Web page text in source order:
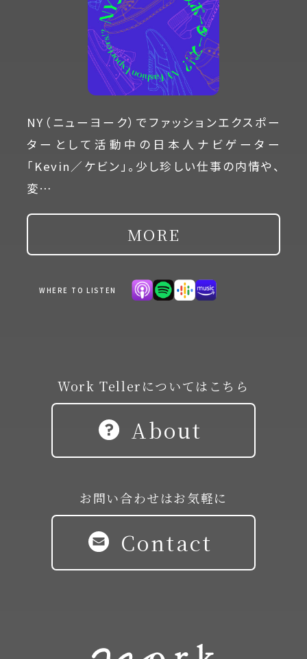
NY（ニューヨーク）でファッションエクスポー
ターとして活動中の日本人ナビゲーター
「Kevin／ケビン」。少し珍しい仕事の内情や、
変…
MORE
WHERE TO LISTEN
Work Tellerについてはこちら
About
お問い合わせはお気軽に
Contact